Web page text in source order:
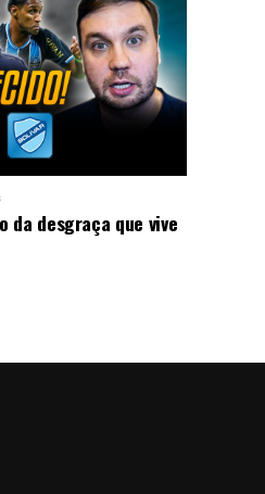
da desgraça que vive